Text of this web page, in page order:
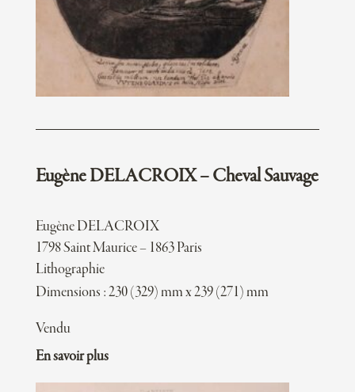
Eugène DELACROIX – Cheval Sauvage
Eugène DELACROIX
1798 Saint Maurice – 1863 Paris
Lithographie
Dimensions : 230 (329) mm x 239 (271) mm
Vendu
En savoir plus